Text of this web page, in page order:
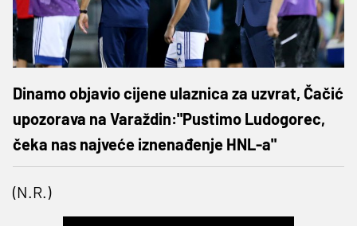
Dinamo objavio cijene ulaznica za uzvrat, Čačić
upozorava na Varaždin:"Pustimo Ludogorec,
čeka nas najveće iznenađenje HNL-a"
(N.R.)